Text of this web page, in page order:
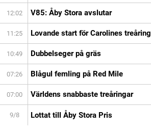
12:02 V85: Åby Stora avslutar
11:25 Lovande start för Carolines treåring
10:49 Dubbelseger på gräs
07:26 Blågul femling på Red Mile
07:00 Världens snabbaste treåringar
9/8 Lottat till Åby Stora Pris